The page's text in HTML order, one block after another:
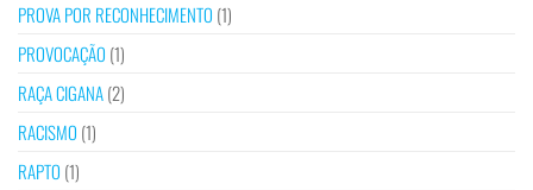
PROVA POR RECONHECIMENTO (1)
PROVOCAÇÃO (1)
RAÇA CIGANA(2)
RACISMO (1)
RAPTO (1)